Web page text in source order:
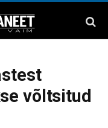
võltsitud